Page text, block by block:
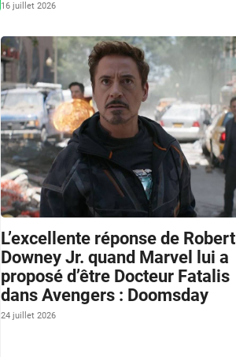
16 juillet 2026
L’excellente réponse de Robert
Downey Jr. quand Marvel lui a
proposé d’être Docteur Fatalis
dans Avengers : Doomsday
24 juillet 2026